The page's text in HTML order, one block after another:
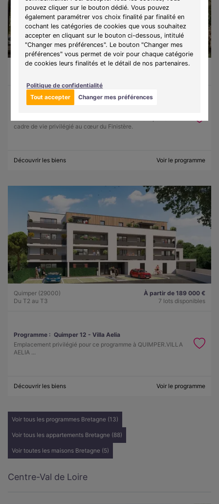
pouvez cliquer sur le bouton dédié. Vous pouvez
également paramétrer vos choix finalité par finalité en
cochant les catégories de cookies que vous souhaitez
accepter en cliquant sur le bouton ci-dessous, intitulé
"Changer mes préférences". Le bouton "Changer mes
préférences" vous permet de voir pour chaque catégorie
de cookies leurs finalités et le détail de nos partenaires.
Politique de confidentialité
Tout accepter
Changer mes préférences
Guilvinec (29730)
À partir de 130 500 €
cadre de vie privilégié au cœur du Finistère.
Découvrir les biens Voir le programme
Quimper (29000)
Du T2 au T3
À partir de 189 000 €
7 lots disponibles
Programme : Quimper 12 - Villa Aelia
Emplacement privilégié pour ce programme à QUIMPER.VILLA
AELIA ...
Découvrir les biens Voir le programme
Voir tous les programmes Bretagne (13)
Voir tous les appartements Bretagne (88)
Voir toutes les maisons Bretagne (5)
Centre-Val de Loire